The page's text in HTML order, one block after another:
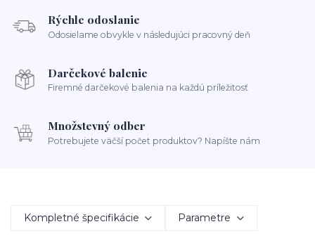
Rýchle odoslanie
Odosielame obvykle v následujúci pracovný deň
Darčekové balenie
Firemné darčekové balenia na každú príležitosť
Množstevný odber
Potrebujete väčší počet produktov? Napíšte nám
Kompletné špecifikácie Parametre